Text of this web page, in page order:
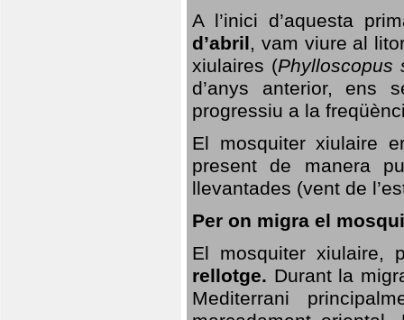
A l’inici d’aquesta
d’abril, vam viure al
xiulaires (Phylloscopus
d’anys anterior, ens
progressiu a la
El mosquiter xiulaire
present de manera
llevantades (vent de
Per on migra el
El mosquiter xiulaire,
rellotge. Durant la
Mediterrani